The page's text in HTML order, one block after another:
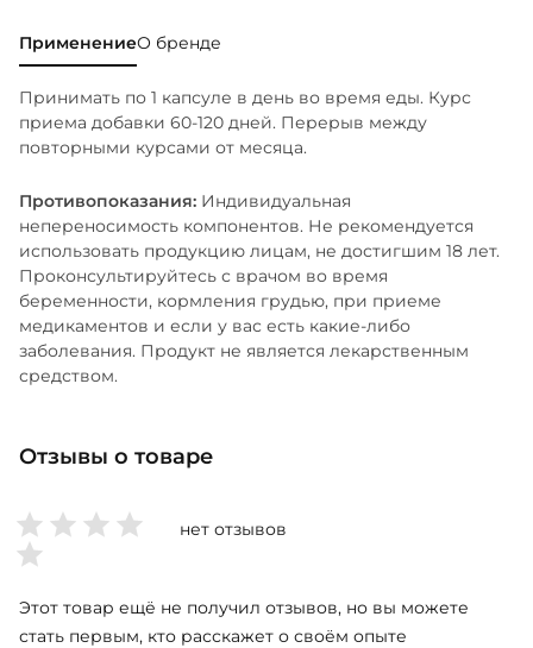
ПрименениеО бренде
Принимать по 1 капсуле в день во время еды. Курс
приема добавки 60-120 дней. Перерыв между
повторными курсами от месяца.
Противопоказания: Индивидуальная
непереносимость компонентов. Не рекомендуется
использовать продукцию лицам, не достигшим 18 лет.
Проконсультируйтесь с врачом во время
беременности, кормления грудью, при приеме
медикаментов и если у вас есть какие-либо
заболевания. Продукт не является лекарственным
средством.
Отзывы о товаре
нет отзывов
Этот товар ещё не получил отзывов, но вы можете
стать первым, кто расскажет о своём опыте